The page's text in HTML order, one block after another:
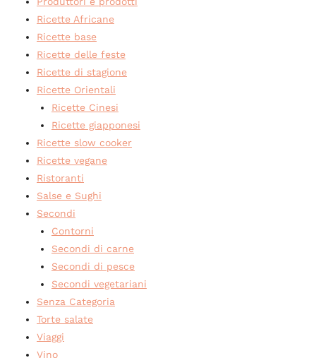
Ricette Africane
Ricette base
Ricette delle feste
Ricette di stagione
Ricette Orientali
Ricette Cinesi
Ricette giapponesi
Ricette slow cooker
Ricette vegane
Ristoranti
Salse e Sughi
Secondi
Contorni
Secondi di carne
Secondi di pesce
Secondi vegetariani
Senza Categoria
Torte salate
Viaggi
Vino